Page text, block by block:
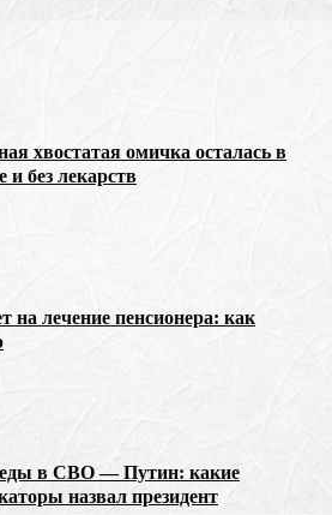
хвостатая омичка осталась в
без лекарств
на лечение пенсионера: как
в СВО — Путин: какие
назвал президент